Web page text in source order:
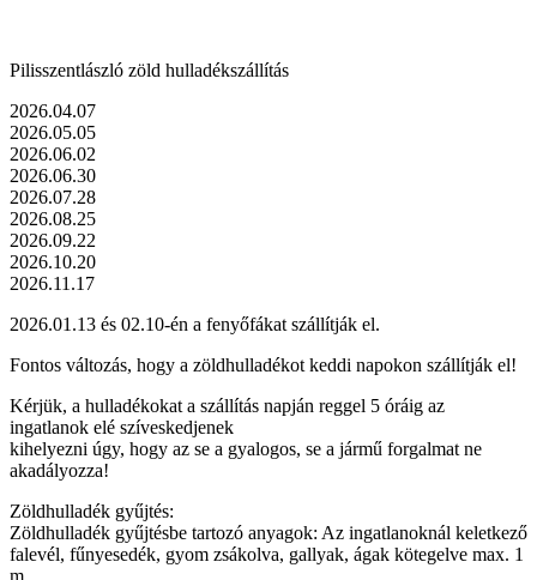
Pilisszentlászló zöld hulladékszállítás
2026.04.07
2026.05.05
2026.06.02
2026.06.30
2026.07.28
2026.08.25
2026.09.22
2026.10.20
2026.11.17
2026.01.13 és 02.10-én a fenyőfákat szállítják el.
Fontos változás, hogy a zöldhulladékot keddi napokon szállítják el!
Kérjük, a hulladékokat a szállítás napján reggel 5 óráig az
ingatlanok elé szíveskedjenek
kihelyezni úgy, hogy az se a gyalogos, se a jármű forgalmat ne
akadályozza!
Zöldhulladék gyűjtés:
Zöldhulladék gyűjtésbe tartozó anyagok: Az ingatlanoknál keletkező
falevél, fűnyesedék, gyom zsákolva, gallyak, ágak kötegelve max. 1
m